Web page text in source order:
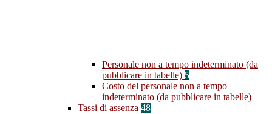
Personale non a tempo indeterminato (da
pubblicare in tabelle) 5
Costo del personale non a tempo
indeterminato (da pubblicare in tabelle)
Tassi di assenza 48